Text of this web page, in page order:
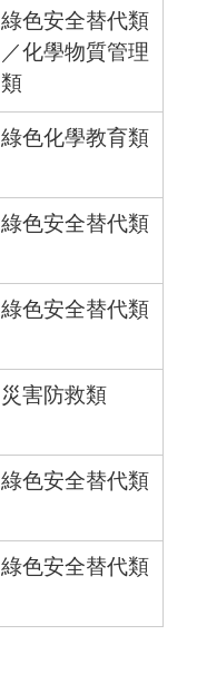
綠色安全替代類
／化學物質管理
類
綠色化學教育類
綠色安全替代類
綠色安全替代類
災害防救類
綠色安全替代類
綠色安全替代類